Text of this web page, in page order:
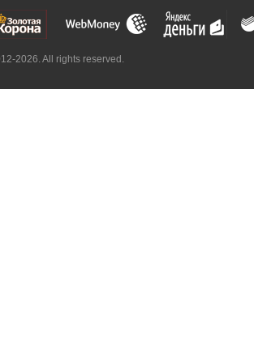
2026. All rights reserved.